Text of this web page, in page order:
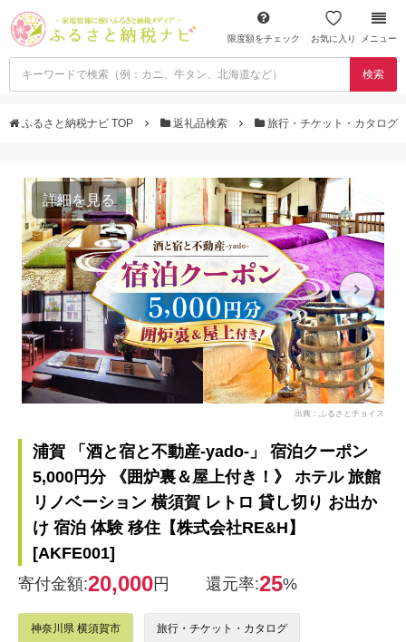
限度額をチェック お気に入り メニュー
検索
ふるさと納税ナビ TOP 返礼品検索 旅行・チケット・カタログ
詳細を見る
出典：ふるさとチョイス
浦賀 「酒と宿と不動産-yado-」 宿泊クーポン
5,000円分 《囲炉裏＆屋上付き！》 ホテル 旅館
リノベーション 横須賀 レトロ 貸し切り お出か
け 宿泊 体験 移住【株式会社RE&H】
[AKFE001]
寄付金額:20,000円 還元率:25%
神奈川県 横須賀市 旅行・チケット・カタログ